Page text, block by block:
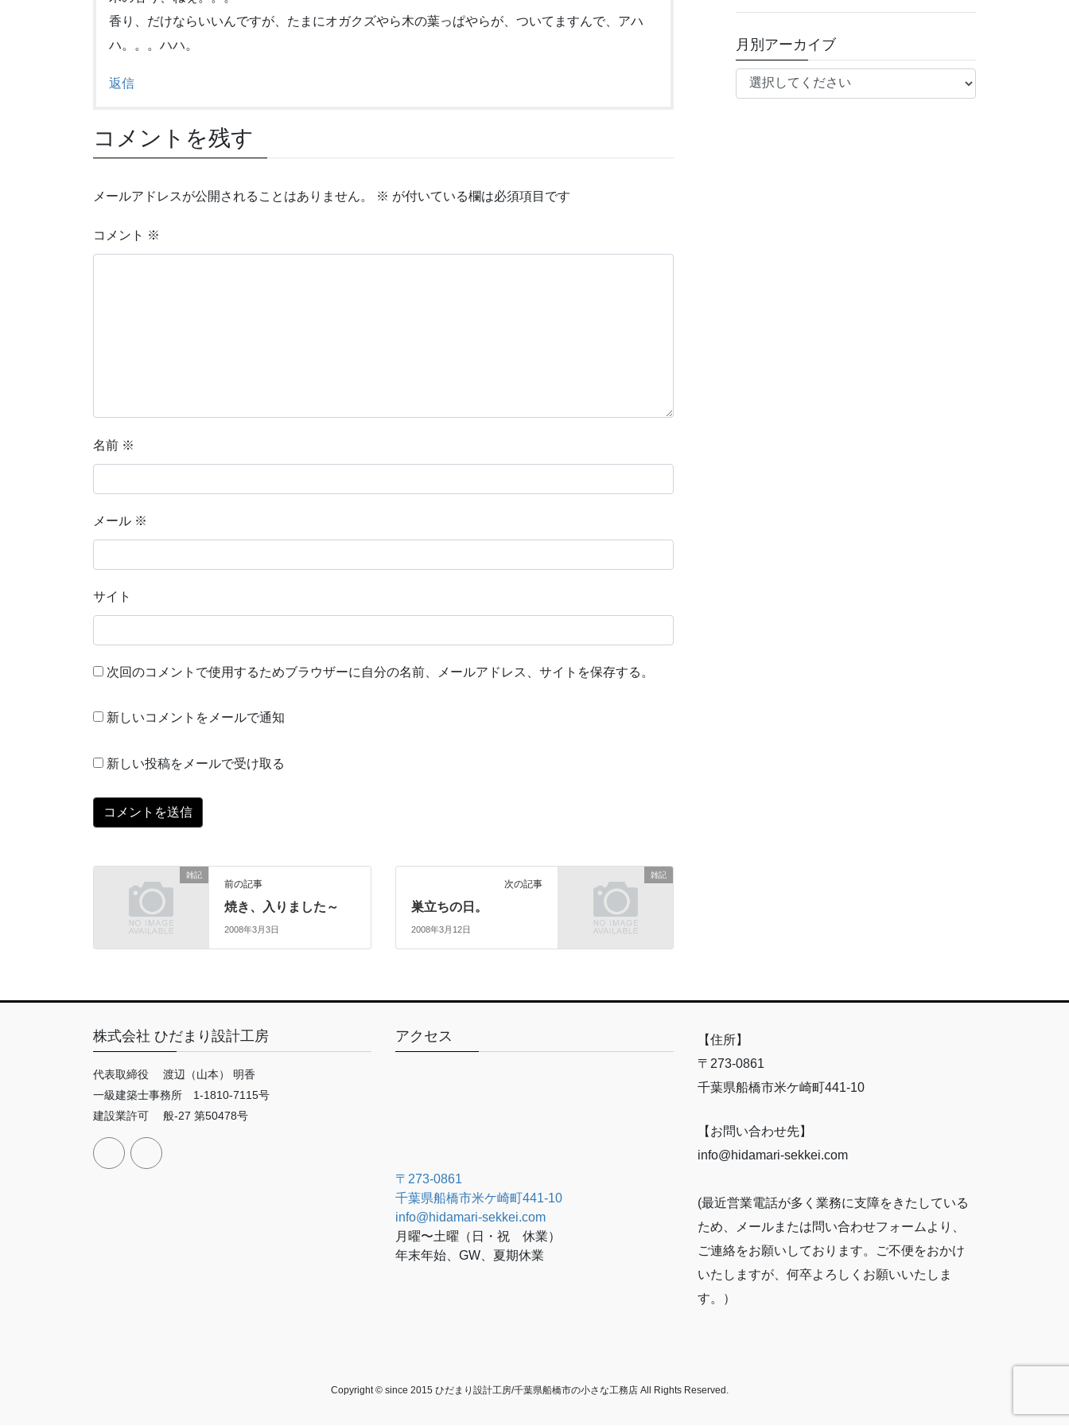
香り、だけならいいんですが、たまにオガクズやら木の葉っぱやらが、ついてますんで、アハ
ハ。。。ハハ。
返信
コメントを残す
メールアドレスが公開されることはありません。 ※ が付いている欄は必須項目です
コメント ※
名前 ※
メール ※
サイト
次回のコメントで使用するためブラウザーに自分の名前、メールアドレス、サイトを保存する。
新しいコメントをメールで通知
新しい投稿をメールで受け取る
雑記
前の記事
焼き、入りました～
2008年3月3日
雑記
次の記事
巣立ちの日。
2008年3月12日
月別アーカイブ
株式会社 ひだまり設計工房
代表取締役 渡辺（山本） 明香
一級建築士事務所 1-1810-7115号
建設業許可 般-27 第50478号
アクセス
〒273-0861
千葉県船橋市米ケ崎町441-10
info@hidamari-sekkei.com
月曜〜土曜（日・祝 休業）
年末年始、GW、夏期休業
【住所】
〒273-0861
千葉県船橋市米ケ崎町441-10
【お問い合わせ先】
info@hidamari-sekkei.com
(最近営業電話が多く業務に支障をきたしている
ため、メールまたは問い合わせフォームより、
ご連絡をお願いしております。ご不便をおかけ
いたしますが、何卒よろしくお願いいたしま
す。）
Copyright © since 2015 ひだまり設計工房/千葉県船橋市の小さな工務店 All Rights Reserved.